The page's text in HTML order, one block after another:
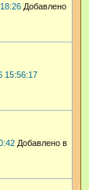
Добавлено
15:56:17
Добавлено в